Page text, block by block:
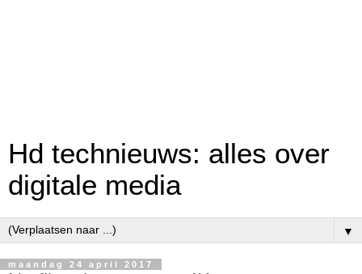
Hd technieuws: alles over
digitale media
▼
maandag 24 april 2017